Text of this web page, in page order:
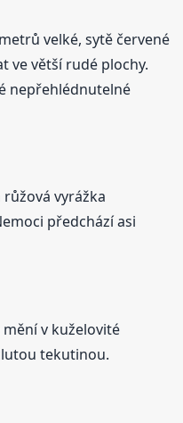
velké, sytě červené
ve větší rudé plochy.
nepřehlédnutelné
vyrážka
předchází asi
v kuželovité
tekutinou.